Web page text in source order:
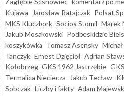
Kujawa
Jarosław Ratajczak Polsat
MKS Kluczbork Socios Stomil Marek
Jakub Mosakowski Podbeskidzie
koszykówka Tomasz Asensky
Tanczyk Ernest Dzięcioł Adrian
Kołobrzeg GKS 1962 Jastrzębie
Termalica Nieciecza
Jakub Tecław
Sobczak Liczby i fakty Adam